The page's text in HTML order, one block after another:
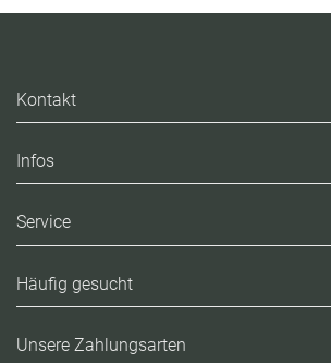
Kontakt
Infos
Service
Häufig gesucht
Unsere Zahlungsarten